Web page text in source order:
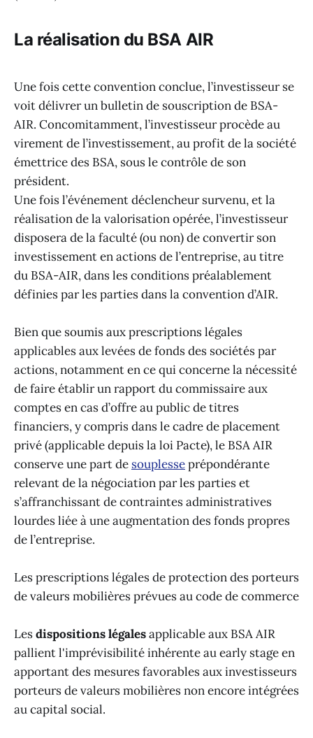
La réalisation du BSA AIR
Une fois cette convention conclue, l’investisseur se
voit délivrer un bulletin de souscription de BSA-
AIR. Concomitamment, l’investisseur procède au
virement de l’investissement, au profit de la société
émettrice des BSA, sous le contrôle de son
président.
Une fois l’événement déclencheur survenu, et la
réalisation de la valorisation opérée, l’investisseur
disposera de la faculté (ou non) de convertir son
investissement en actions de l’entreprise, au titre
du BSA-AIR, dans les conditions préalablement
définies par les parties dans la convention d’AIR.
Bien que soumis aux prescriptions légales
applicables aux levées de fonds des sociétés par
actions, notamment en ce qui concerne la nécessité
de faire établir un rapport du commissaire aux
comptes en cas d’offre au public de titres
financiers, y compris dans le cadre de placement
privé (applicable depuis la loi Pacte), le BSA AIR
conserve une part de souplesseprépondérante
relevant de la négociation par les parties et
s’affranchissant de contraintes administratives
lourdes liée à une augmentation des fonds propres
de l’entreprise.
Les prescriptions légales de protection des porteurs
de valeurs mobilières prévues au code de commerce
Lesdispositions légalesapplicable aux BSA AIR
pallient l'imprévisibilité inhérente au early stage en
apportant des mesures favorables aux investisseurs
porteurs de valeurs mobilières non encore intégrées
au capital social.